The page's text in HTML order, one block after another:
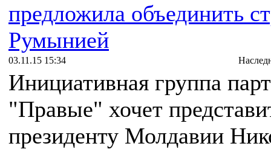
предложила объединить
Румынией
03.11.15 15:34
Инициативная группа
"Правые" хочет
президенту Молдавии